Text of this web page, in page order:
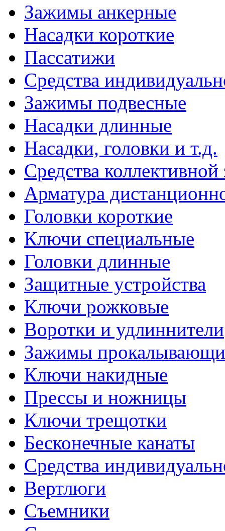
Зажимы анкерные
Насадки короткие
Пассатижи
Средства
Зажимы подвесные
Насадки длинные
Насадки, головки и т.д.
Средства
Арматура
Головки короткие
Ключи специальные
Головки длинные
Защитные устройства
Ключи рожковые
Воротки и удлиннители
Зажимы
Ключи накидные
Прессы и ножницы
Ключи трещотки
Бесконечные канаты
Средства
Вертлюги
Съемники